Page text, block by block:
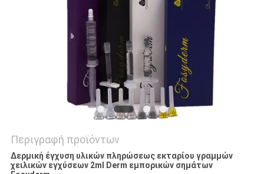
Περιγραφή προϊόντων
Δερμική έγχυση υλικών πληρώσεως εκταρίου γραμμών
χειλικών εγχύσεων 2ml Derm εμπορικών σημάτων